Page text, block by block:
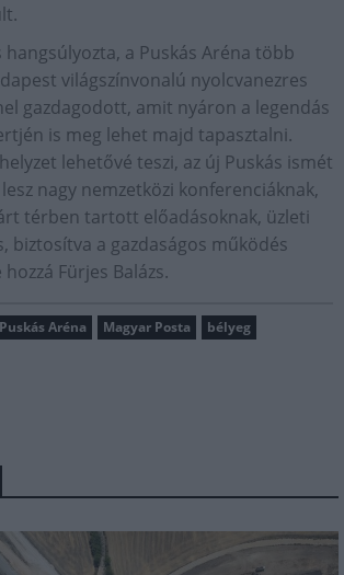
a Puskás Aréna több
világszínvonalú nyolcvanezres
gazdagodott, amit nyáron a legendás
is meg lehet majd tapasztalni.
lehetővé teszi, az új Puskás ismét
nagy nemzetközi konferenciáknak,
térben tartott előadásoknak, üzleti
biztosítva a gazdaságos működés
Fürjes Balázs.
Puskás Aréna Magyar Posta bélyeg